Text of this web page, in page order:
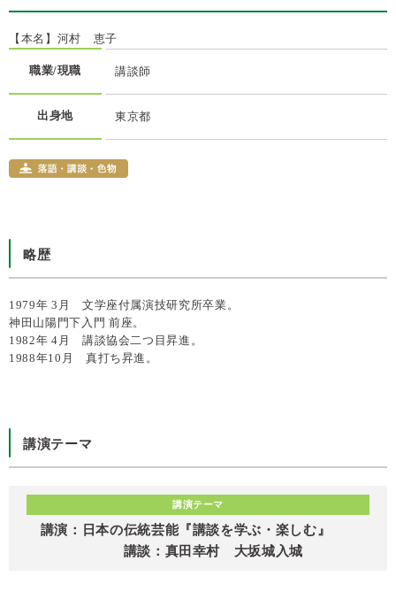
【本名】河村 恵子
職業/現職 講談師
出身地 東京都
略歴
1979年 3月 文学座付属演技研究所卒業。
神田山陽門下入門 前座。
1982年 4月 講談協会二つ目昇進。
1988年10月 真打ち昇進。
講演テーマ
講演テーマ
講演：日本の伝統芸能『講談を学ぶ・楽しむ』
講談：真田幸村 大坂城入城